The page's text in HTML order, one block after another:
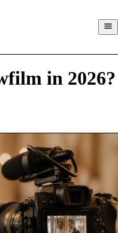
in 2026?